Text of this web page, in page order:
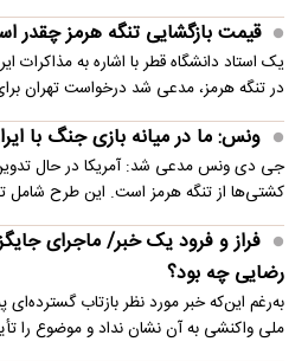
قیمت بازگشایی تنگه هرمز چقدر
یک استاد دانشگاه قطر با اشاره به مذاکرات
در تنگه هرمز، مدعی شد درخواست تهران
ونس: ما در میانه بازی جنگ با
جی دی ونس مدعی شد: آمریکا در حال
کشتی‌ها از تنگه هرمز است. این طرح شامل
فراز و فرود یک خبر/ ماجرای
رضایی چه بود؟
به‌رغم این‌که خبر مورد نظر بازتاب گسترده‌ای
ملی واکنشی به آن نشان نداد و موضوع را